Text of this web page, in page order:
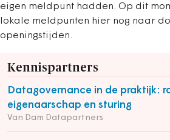
eigen meldpunt hadden. Op dit
lokale meldpunten hier nog naar
openingstijden.
Kennispartners
Datagovernance in de praktijk:
eigenaarschap en sturing
Van Dam Datapartners